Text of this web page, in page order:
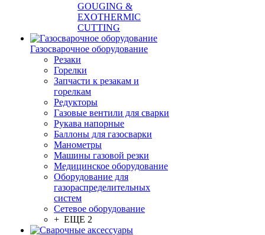
GOUGING &
EXOTHERMIC
CUTTING
Газосварочное оборудование
Резаки
Горелки
Запчасти к резакам и
горелкам
Редукторы
Газовые вентили для сварки
Рукава напорные
Баллоны для газосварки
Манометры
Машины газовой резки
Медицинское оборудование
Оборудование для
газораспределительных
систем
Сетевое оборудование
+ ЕЩЕ 2